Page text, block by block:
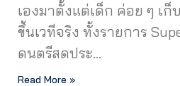
เองมาตั้งแต่เด็ก ค่อย ๆ เ
ขึ้นเวทีจริง ทั้งรายการ
ดนตรีสดประ…
Read More »